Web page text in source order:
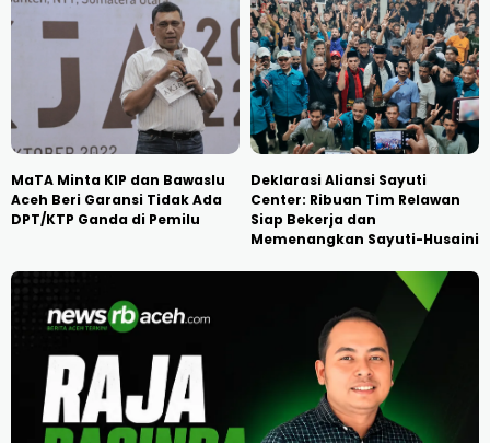
MaTA Minta KIP dan Bawaslu
Aceh Beri Garansi Tidak Ada
DPT/KTP Ganda di Pemilu
Deklarasi Aliansi Sayuti
Center: Ribuan Tim Relawan
Siap Bekerja dan
Memenangkan Sayuti-Husaini